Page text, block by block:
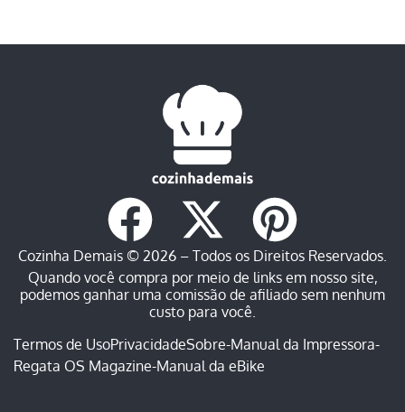
Cozinha Demais © 2026 – Todos os Direitos Reservados.
Quando você compra por meio de links em nosso site,
podemos ganhar uma comissão de afiliado sem nenhum
custo para você.
Termos de UsoPrivacidadeSobre-Manual da Impressora-
Regata OS Magazine-Manual da eBike